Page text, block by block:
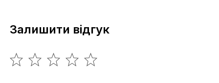
Залишити відгук